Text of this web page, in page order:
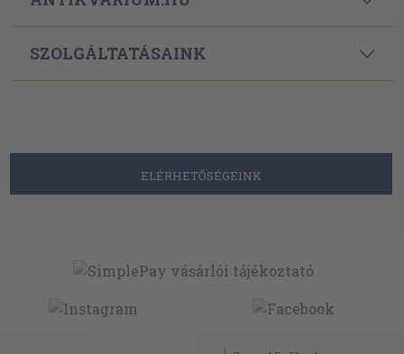
SZOLGÁLTATÁSAINK
ELÉRHETŐSÉGEINK